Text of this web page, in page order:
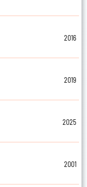
2016
2019
2025
2001